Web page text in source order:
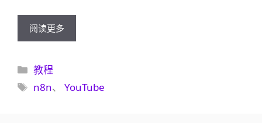
阅读更多
分
类
教程
标
n8n、YouTube